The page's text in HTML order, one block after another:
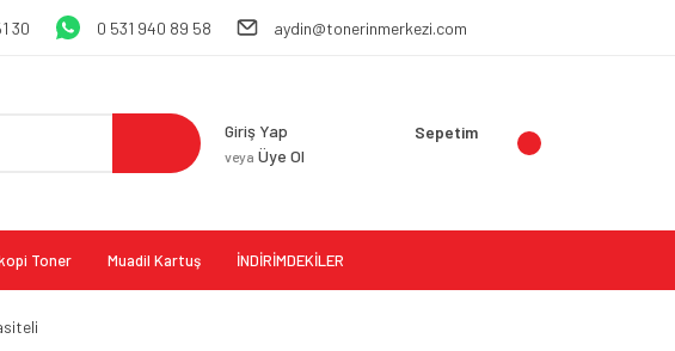
30 0 531 940 89 58 aydin@tonerinmerkezi.com
Giriş Yap
veya Üye Ol
Sepetim
Toner Muadil Kartuş İNDİRİMDEKİLER